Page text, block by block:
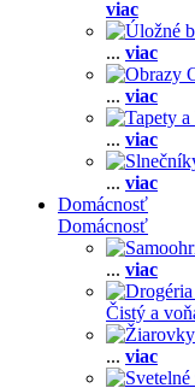
viac
... viac
... viac
... viac
... viac
Domácnosť
Domácnosť
... viac
Čistý a
... viac